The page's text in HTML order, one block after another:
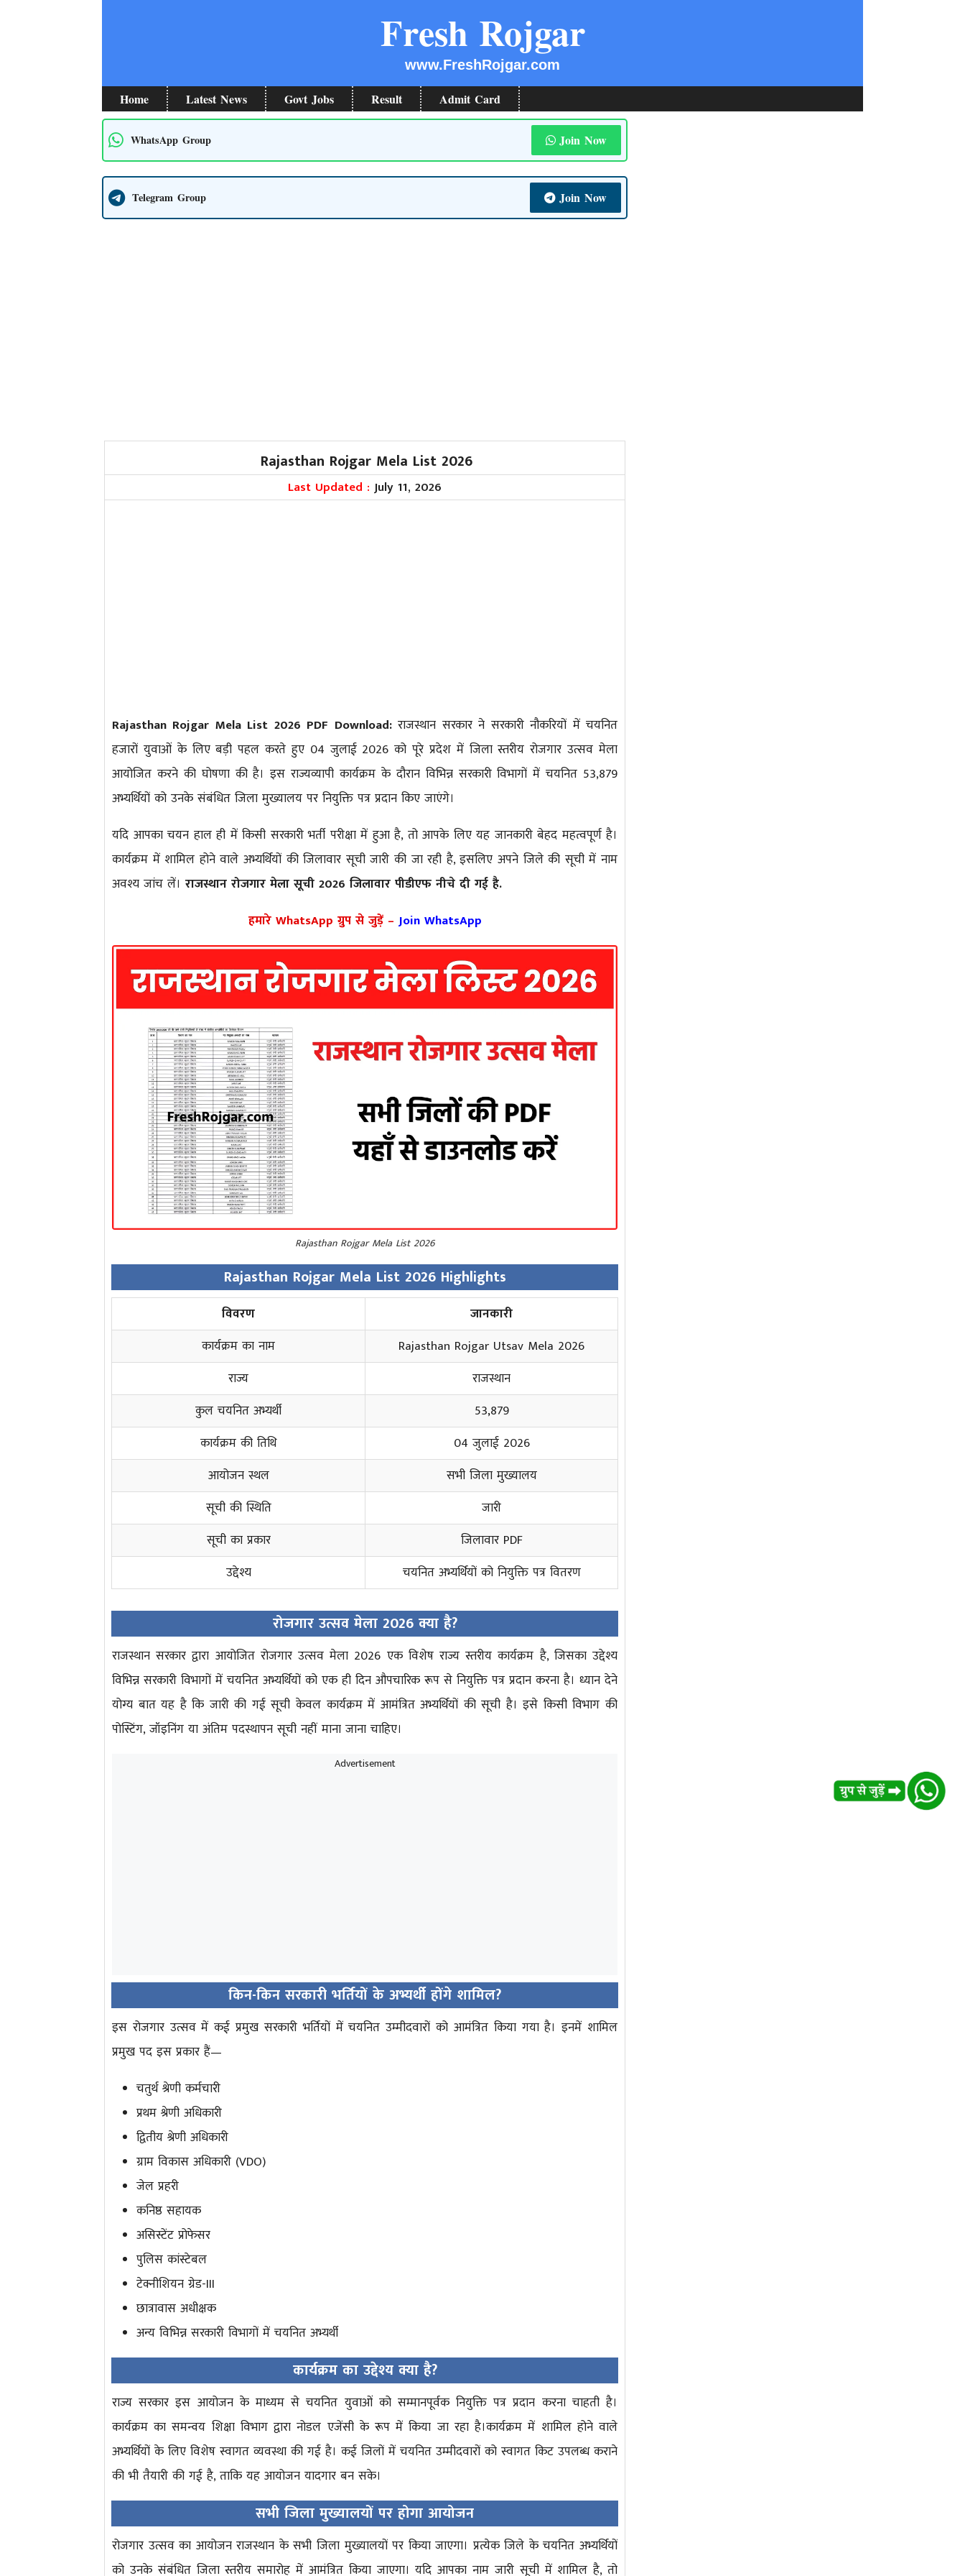
Fresh Rojgar
www.FreshRojgar.com
Home Latest News Govt Jobs Result Admit Card
WhatsApp Group Join Now
Telegram Group Join Now
Rajasthan Rojgar Mela List 2026
Last Updated : July 11, 2026
Rajasthan Rojgar Mela List 2026 PDF Download:राजस्थान सरकार ने सरकारी नौकरियों में चयनित
हजारों युवाओं के लिए बड़ी पहल करते हुए 04 जुलाई 2026 को पूरे प्रदेश में जिला स्तरीय रोजगार उत्सव मेला
आयोजित करने की घोषणा की है। इस राज्यव्यापी कार्यक्रम के दौरान विभिन्न सरकारी विभागों में चयनित 53,879
अभ्यर्थियों को उनके संबंधित जिला मुख्यालय पर नियुक्ति पत्र प्रदान किए जाएंगे।
यदि आपका चयन हाल ही में किसी सरकारी भर्ती परीक्षा में हुआ है, तो आपके लिए यह जानकारी बेहद महत्वपूर्ण है।
कार्यक्रम में शामिल होने वाले अभ्यर्थियों की जिलावार सूची जारी की जा रही है, इसलिए अपने जिले की सूची में नाम
अवश्य जांच लें। राजस्थान रोजगार मेला सूची 2026 जिलावार पीडीएफ नीचे दी गई है.
हमारे WhatsApp ग्रुप से जुड़ें – Join WhatsApp
Rajasthan Rojgar Mela List 2026
Rajasthan Rojgar Mela List 2026 Highlights
विवरण
जानकारी
कार्यक्रम का नाम
Rajasthan Rojgar Utsav Mela 2026
राज्य
राजस्थान
कुल चयनित अभ्यर्थी
53,879
कार्यक्रम की तिथि
04 जुलाई 2026
आयोजन स्थल
सभी जिला मुख्यालय
सूची की स्थिति
जारी
सूची का प्रकार
जिलावार PDF
उद्देश्य
चयनित अभ्यर्थियों को नियुक्ति पत्र वितरण
रोजगार उत्सव मेला 2026 क्या है?
राजस्थान सरकार द्वारा आयोजित रोजगार उत्सव मेला 2026 एक विशेष राज्य स्तरीय कार्यक्रम है, जिसका उद्देश्य
विभिन्न सरकारी विभागों में चयनित अभ्यर्थियों को एक ही दिन औपचारिक रूप से नियुक्ति पत्र प्रदान करना है। ध्यान देने
योग्य बात यह है कि जारी की गई सूची केवल कार्यक्रम में आमंत्रित अभ्यर्थियों की सूची है। इसे किसी विभाग की
पोस्टिंग, जॉइनिंग या अंतिम पदस्थापन सूची नहीं माना जाना चाहिए।
किन-किन सरकारी भर्तियों के अभ्यर्थी होंगे शामिल?
इस रोजगार उत्सव में कई प्रमुख सरकारी भर्तियों में चयनित उम्मीदवारों को आमंत्रित किया गया है। इनमें शामिल
प्रमुख पद इस प्रकार हैं—
चतुर्थ श्रेणी कर्मचारी
प्रथम श्रेणी अधिकारी
द्वितीय श्रेणी अधिकारी
ग्राम विकास अधिकारी (VDO)
जेल प्रहरी
कनिष्ठ सहायक
असिस्टेंट प्रोफेसर
पुलिस कांस्टेबल
टेक्नीशियन ग्रेड-III
छात्रावास अधीक्षक
अन्य विभिन्न सरकारी विभागों में चयनित अभ्यर्थी
कार्यक्रम का उद्देश्य क्या है?
राज्य सरकार इस आयोजन के माध्यम से चयनित युवाओं को सम्मानपूर्वक नियुक्ति पत्र प्रदान करना चाहती है।
कार्यक्रम का समन्वय शिक्षा विभाग द्वारा नोडल एजेंसी के रूप में किया जा रहा है।कार्यक्रम में शामिल होने वाले
अभ्यर्थियों के लिए विशेष स्वागत व्यवस्था की गई है। कई जिलों में चयनित उम्मीदवारों को स्वागत किट उपलब्ध कराने
की भी तैयारी की गई है, ताकि यह आयोजन यादगार बन सके।
सभी जिला मुख्यालयों पर होगा आयोजन
रोजगार उत्सव का आयोजन राजस्थान के सभी जिला मुख्यालयों पर किया जाएगा। प्रत्येक जिले के चयनित अभ्यर्थियों
को उनके संबंधित जिला स्तरीय समारोह में आमंत्रित किया जाएगा। यदि आपका नाम जारी सूची में शामिल है, तो